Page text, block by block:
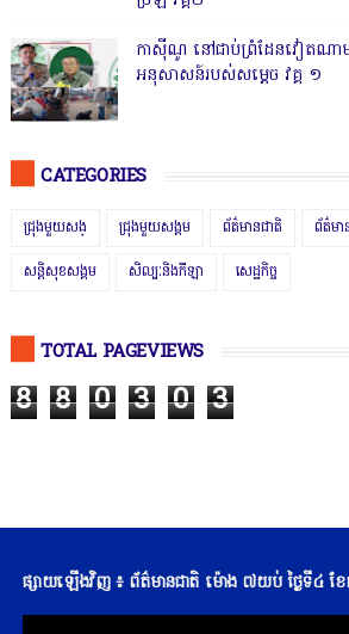
កាសុីណូ នៅជាប់ព្រំដែនវៀតណាម
អនុសាសន៍របស់សម្ដេច វគ្គ ១
CATEGORIES
ជ្រុងមួយសង្ ជ្រុងមួយសង្គម ព័ត៌មានជាតិ ព័ត៌មា
សន្តិសុខសង្គម សិល្បៈនិងកីឡា សេដ្ឋកិច្ច
TOTAL PAGEVIEWS
8 8 0 3 0 3
ផ្សាយឡើងវិញ ៖ ព័ត៌មានជាតិ ម៉ោង ៧យប់ ថ្ងៃទី៤ ខែ